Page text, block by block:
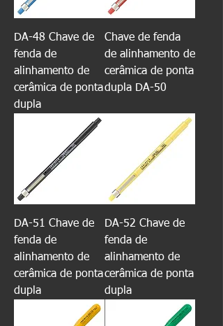
DA-48 Chave de
fenda de
alinhamento de
cerâmica de ponta
dupla
Chave de fenda
de alinhamento de
cerâmica de ponta
dupla DA-50
DA-51 Chave de
fenda de
alinhamento de
cerâmica de ponta
dupla
DA-52 Chave de
fenda de
alinhamento de
cerâmica de ponta
dupla